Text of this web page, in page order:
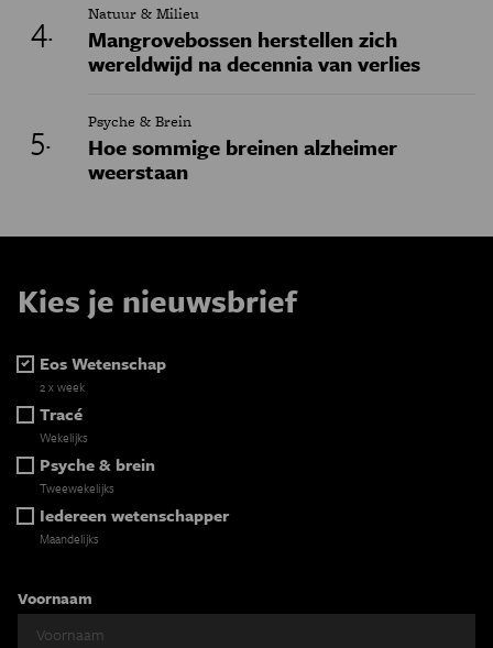
Natuur & Milieu
Mangrovebossen herstellen zich
wereldwijd na decennia van verlies
Psyche & Brein
Hoe sommige breinen alzheimer
weerstaan
Kies je nieuwsbrief
Eos Wetenschap
2 x week
Tracé
Wekelijks
Psyche & brein
Tweewekelijks
Iedereen wetenschapper
Maandelijks
Voornaam